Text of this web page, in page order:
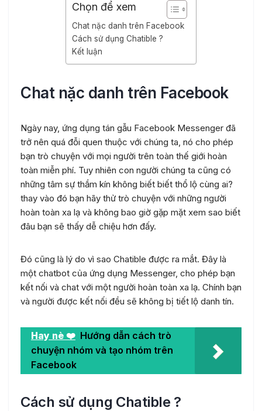
Chọn để xem
Chat nặc danh trên Facebook
Cách sử dụng Chatible ?
Kết luận
Chat nặc danh trên Facebook
Ngày nay, ứng dụng tán gẫu Facebook Messenger đã
trở nên quá đỗi quen thuộc với chúng ta, nó cho phép
bạn trò chuyện với mọi người trên toàn thế giới hoàn
toàn miễn phí. Tuy nhiên con người chúng ta cũng có
những tâm sự thầm kín không biết biết thổ lộ cùng ai?
thay vào đó bạn hãy thử trò chuyện với những người
hoàn toàn xa lạ và không bao giờ gặp mặt xem sao biết
đâu bạn sẽ thấy dễ chiệu hơn đấy.
Đó cũng là lý do vì sao Chatible được ra mắt. Đây là
một chatbot của ứng dụng Messenger, cho phép bạn
kết nối và chat với một người hoàn toàn xa lạ. Chính bạn
và người được kết nối đều sẽ không bị tiết lộ danh tín.
Hay nè ❤️ Hướng dẫn cách trò
chuyện nhóm và tạo nhóm trên
Facebook
Cách sử dụng Chatible ?